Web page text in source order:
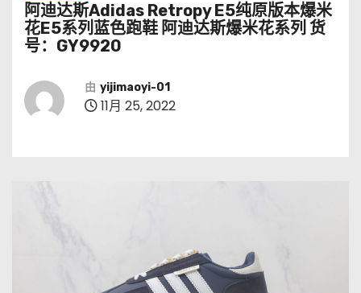
阿迪达斯Adidas Retropy E5纯原版本爆米
花E5系列蓝色跑鞋 阿迪达斯爆米花系列 货
号：GY9920
由 yijimaoyi-01
11月 25, 2022